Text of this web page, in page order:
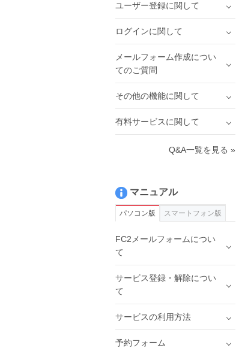
ユーザー登録に関して
ログインに関して
メールフォーム作成につい
てのご質問
その他の機能に関して
有料サービスに関して
Q&A一覧を見る »
マニュアル
パソコン版 スマートフォン版
FC2メールフォームについ
て
サービス登録・解除につい
て
サービスの利用方法
予約フォーム